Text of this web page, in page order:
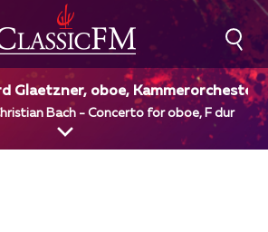
Glaetzner, oboe, Kammerorchester,
Pommer, dir
Bach - Concerto for oboe, F dur